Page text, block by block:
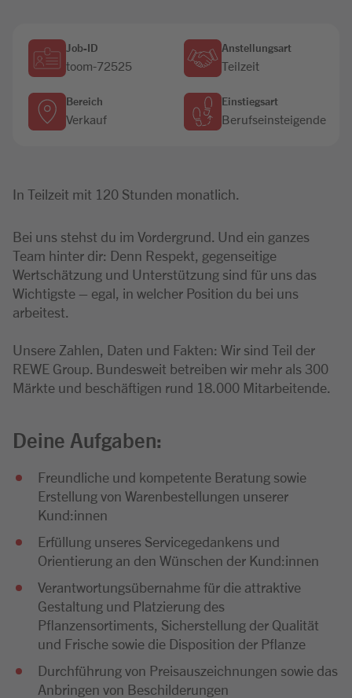
Job-ID
toom-72525
Anstellungsart
Teilzeit
Bereich
Verkauf
Einstiegsart
Berufseinsteigende
In Teilzeit mit 120 Stunden monatlich.
Bei uns stehst du im Vordergrund. Und ein ganzes
Team hinter dir: Denn Respekt, gegenseitige
Wertschätzung und Unterstützung sind für uns das
Wichtigste – egal, in welcher Position du bei uns
arbeitest.
Unsere Zahlen, Daten und Fakten: Wir sind Teil der
REWE Group. Bundesweit betreiben wir mehr als 300
Märkte und beschäftigen rund 18.000 Mitarbeitende.
Deine Aufgaben:
Freundliche und kompetente Beratung sowie
Erstellung von Warenbestellungen unserer
Kund:innen
Erfüllung unseres Servicegedankens und
Orientierung an den Wünschen der Kund:innen
Verantwortungsübernahme für die attraktive
Gestaltung und Platzierung des
Pflanzensortiments, Sicherstellung der Qualität
und Frische sowie die Disposition der Pflanze
Durchführung von Preisauszeichnungen sowie das
Anbringen von Beschilderungen